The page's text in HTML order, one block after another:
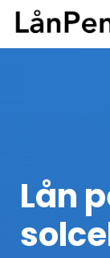
Hop
indhold
Lån